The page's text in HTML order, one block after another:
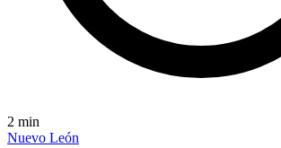
2 min
Nuevo León